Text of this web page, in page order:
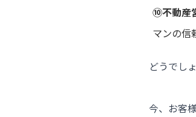
⑩不動産
マンの信
どうでし
今、お客